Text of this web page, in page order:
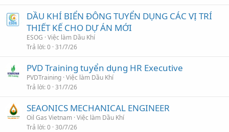
DẦU KHÍ BIỂN ĐÔNG TUYỂN DỤNG CÁC VỊ TRÍ
THIẾT KẾ CHO DỰ ÁN MỚI
ESOG Việc làm Dầu Khí
Trả lời 0 31/7/26
PVD Training tuyển dụng HR Executive
PVDTraining Việc làm Dầu Khí
Trả lời 0 31/7/26
SEAONICS MECHANICAL ENGINEER
Oil Gas Vietnam Việc làm Dầu Khí
Trả lời 0 30/7/26